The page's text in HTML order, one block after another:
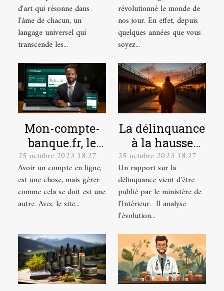
contribution à
la scène
culturelle
d'art qui résonne dans
l'âme de chacun, un
langage universel qui
transcende les...
révolutionné le monde de
nos jour. En effet, depuis
quelques années que vous
soyez...
Mon-compte-
banque.fr, le
site idéal pour
la gestion de
vos comptes en
ligne.
25 octobre 2023 18:27
Avoir un compte en ligne,
est une chose, mais gérer
comme cela se doit est une
autre. Avec le site...
La délinquance
à la hausse
depuis le
déconfinement
25 octobre 2023 18:27
Un rapport sur la
délinquance vient d'être
publié par le ministère de
l'Intérieur. Il analyse
l'évolution...